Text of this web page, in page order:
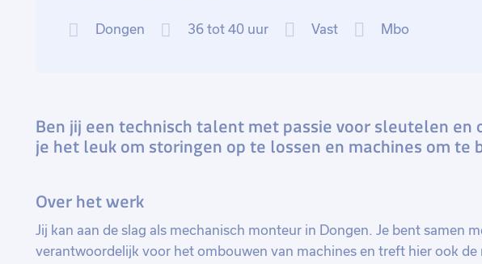
Dongen 36 tot 40 uur Vast Mbo
Ben jij een technisch talent met passie voor sleutelen en
je het leuk om storingen op te lossen en machines om te
Over het werk
Jij kan aan de slag als mechanisch monteur in Dongen. Je bent samen
verantwoordelijk voor het ombouwen van machines en treft hier ook de